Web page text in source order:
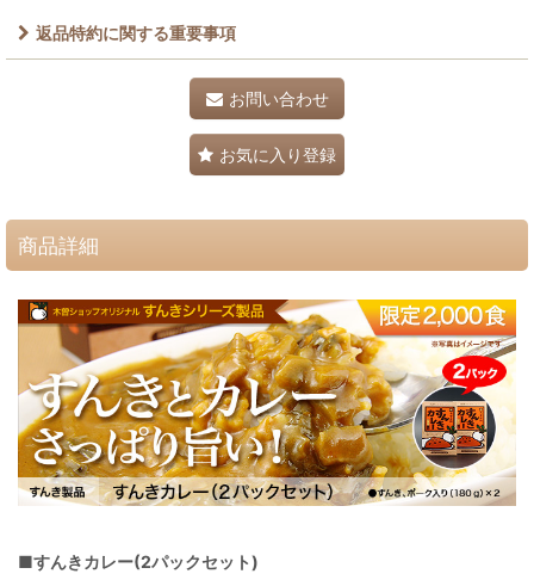
返品特約に関する重要事項
お問い合わせ
お気に入り登録
商品詳細
■すんきカレー(2パックセット)